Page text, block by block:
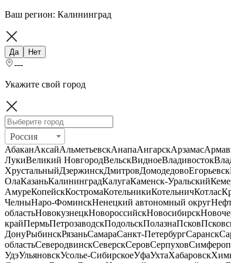
Ваш регион: Калининград
Да Нет
---
Укажите свой город
Россия
АбаканАксайАльметьевскАнапаАнгарскАрзамас
ЛукиВеликий НовгородВельскВидноеВладивосток
ХрустальныйДзержинскДмитровДомодедовоЕгорьевск
ОлаКазаньКалининградКалугаКаменск-Уральский
АмуреКопейскКостромаКотельникиКотельничКотлас
ЧелныНаро-ФоминскНенецкий автономный округ
областьНовокузнецкНовороссийскНовосибирск
крайПермьПетрозаводскПодольскПолазнаПсков
ДонуРыбинскРязаньСамараСанкт-ПетербургСаранск
областьСеверодвинскСеверскСеровСерпухов
УдэУльяновскУсолье-СибирскоеУфаУхтаХабаровск